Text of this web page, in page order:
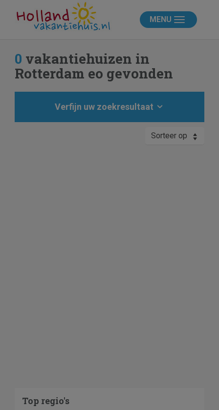
MENU
0 vakantiehuizen in
Rotterdam eo gevonden
Verfijn uw zoekresultaat
Sorteer op
Top regio's